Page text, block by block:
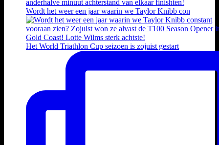
Wordt het weer een jaar waarin we Taylor Knibb con
Het World Triathlon Cup seizoen is zojuist gestart